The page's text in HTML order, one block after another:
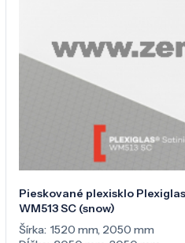
Pieskované plexisklo
WM513 SC (snow)
Šírka: 1520 mm, 2050 mm